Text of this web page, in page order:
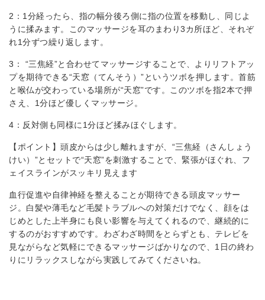
2：1分経ったら、指の幅分後ろ側に指の位置を移動し、同じよ
うに揉みます。このマッサージを耳のまわり3カ所ほど、それぞ
れ1分ずつ繰り返します。
3： “三焦経”と合わせてマッサージすることで、よりリフトアッ
プを期待できる“天窓（てんそう）”というツボを押します。首筋
と喉仏が交わっている場所が“天窓”です。このツボを指2本で押
さえ、1分ほど優しくマッサージ。
4：反対側も同様に1分ほど揉みほぐします。
【ポイント】頭皮からは少し離れますが、“三焦経（さんしょう
けい）”とセットで“天窓”を刺激することで、緊張がほぐれ、フ
ェイスラインがスッキリ見えます
血行促進や自律神経を整えることが期待できる頭皮マッサー
ジ。白髪や薄毛など毛髪トラブルへの対策だけでなく、顔をは
じめとした上半身にも良い影響を与えてくれるので、継続的に
するのがおすすめです。わざわざ時間をとらずとも、テレビを
見ながらなど気軽にできるマッサージばかりなので、1日の終わ
りにリラックスしながら実践してみてくださいね。